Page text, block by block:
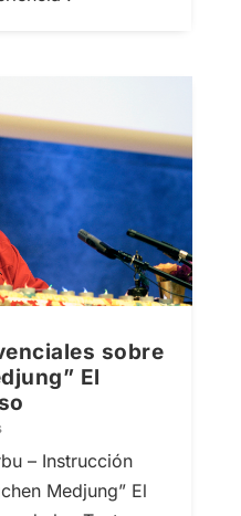
sobre
El
– Instrucción
Medjung” El